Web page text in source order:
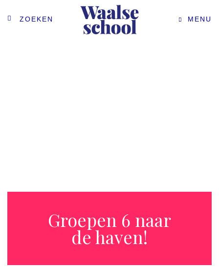
ZOEKEN MENU
Groepen 6 naar
de haven!